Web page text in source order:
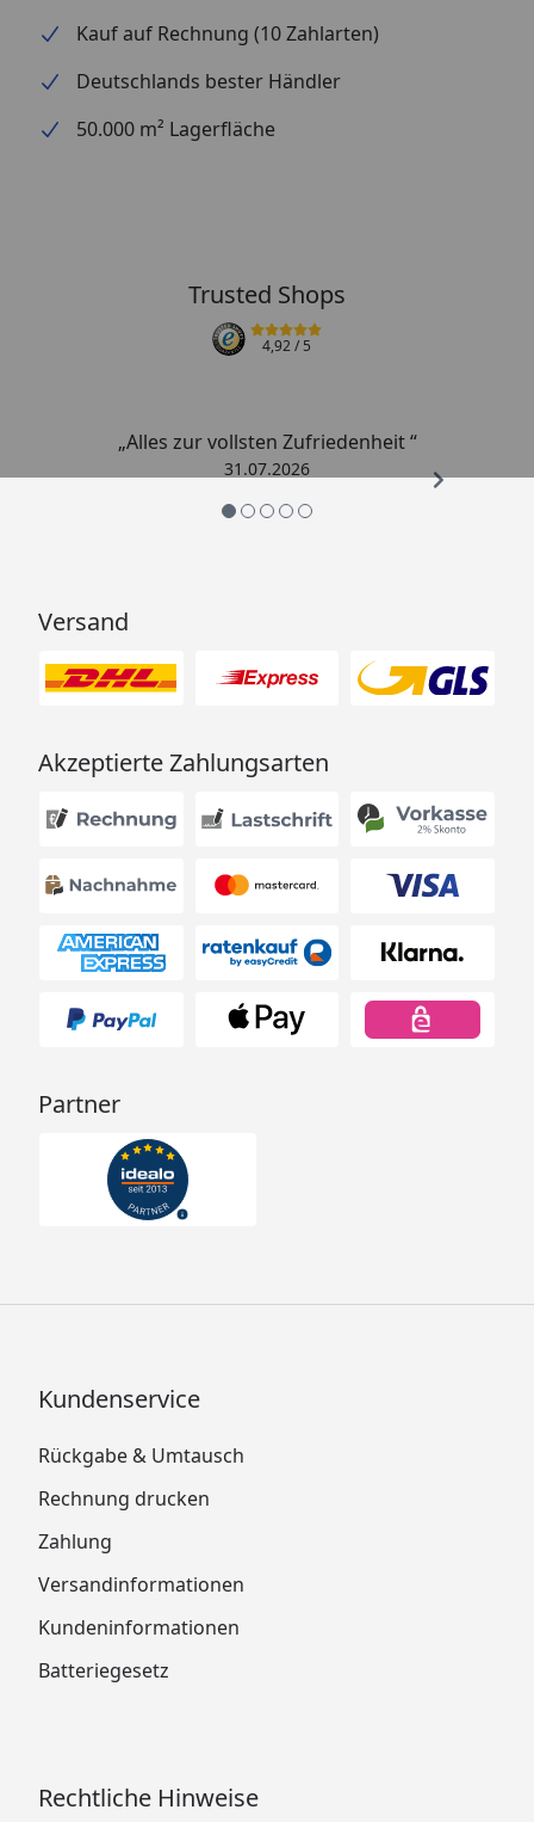
Kauf auf Rechnung (10 Zahlarten)
Deutschlands bester Händler
50.000 m² Lagerfläche
Trusted Shops
4,92/ 5
„Alles zur vollsten Zufriedenheit “
31.07.2026
Versand
Akzeptierte Zahlungsarten
Partner
Kundenservice
Rückgabe & Umtausch
Rechnung drucken
Zahlung
Versandinformationen
Kundeninformationen
Batteriegesetz
Rechtliche Hinweise